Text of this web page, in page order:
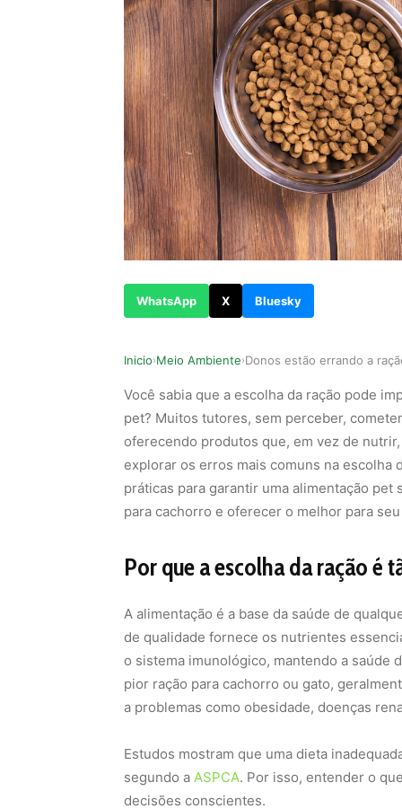
WhatsApp X Bluesky
Inicio›Meio Ambiente›
Você sabia que a escolha da ração pode
pet? Muitos tutores, sem perceber,
oferecendo produtos que, em vez de
explorar os erros mais comuns na escolha
práticas para garantir uma alimentação pet
para cachorro e oferecer o melhor para
Por que a escolha da ração é
A alimentação é a base da saúde de
de qualidade fornece os nutrientes
o sistema imunológico, mantendo a saúde
pior ração para cachorro ou gato,
a problemas como obesidade, doenças
Estudos mostram que uma dieta
segundo a ASPCA. Por isso, entender o
decisões conscientes.